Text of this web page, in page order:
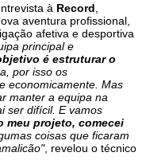
à Record
aventura profissional,
afetiva e desportiva
principal e
é estruturar o
por isso os
economicamente. Mas
manter a equipa na
ser difícil. E vamos
meu projeto, comecei
coisas que ficaram
, revelou o técnico